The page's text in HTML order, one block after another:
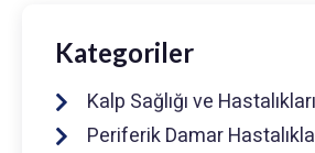
Kategoriler
Kalp Sağlığı ve Hastalıkları
Periferik Damar